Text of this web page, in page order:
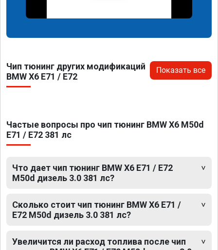
Чип тюнинг других модификаций
BMW X6 E71 / E72
Показать все
Частые вопросы про чип тюнинг BMW X6 M50d
E71 / E72 381 лс
Что дает чип тюнинг BMW X6 E71 / E72
M50d дизель 3.0 381 лс?
Сколько стоит чип тюнинг BMW X6 E71 /
E72 M50d дизель 3.0 381 лс?
Увеличится ли расход топлива после чип